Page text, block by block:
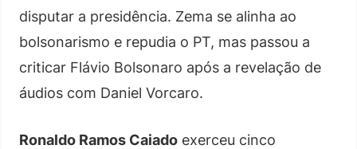
disputar a presidência. Zema se alinha ao
bolsonarismo e repudia o PT, mas passou a
criticar Flávio Bolsonaro após a revelação de
áudios com Daniel Vorcaro.
Ronaldo Ramos Caiado exerceu cinco